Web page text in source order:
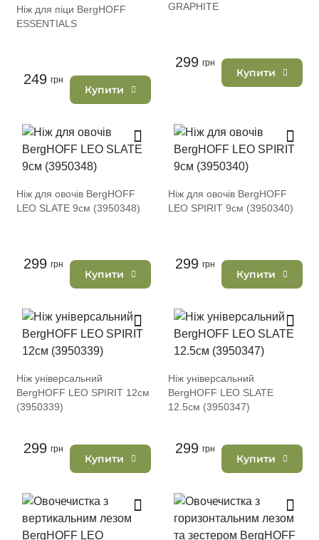
Ніж для піци BergHOFF
ESSENTIALS
249 грн
Купити
GRAPHITE
299 грн
Купити
Ніж для овочів BergHOFF
LEO SLATE 9см (3950348)
299 грн
Купити
Ніж для овочів BergHOFF
LEO SPIRIT 9см (3950340)
299 грн
Купити
Ніж універсальний
BergHOFF LEO SPIRIT 12см
(3950339)
299 грн
Купити
Ніж універсальний
BergHOFF LEO SLATE
12.5см (3950347)
299 грн
Купити